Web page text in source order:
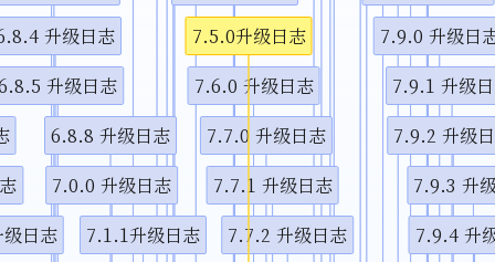
7.9.4 升
7.9.3 升
7.9.2 升级
7.9.1 升级
7.9.0 升级日
7.7.2 升级日志
7.7.1 升级日志
7.7.0 升级日志
7.6.0 升级日志
7.5.0升级日志
7.1.1升级日志
7.0.0 升级日志
6.8.8 升级日志
升级日志
升级日志
日志